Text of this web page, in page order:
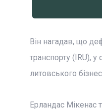
Він нагадав, що
транспорту (IRU),
литовського
Ерландас Мікенас